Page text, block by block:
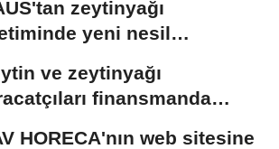
zeytinyağı
yeni nesil
ve zeytinyağı
finansmanda
HORECA'nın web sitesine